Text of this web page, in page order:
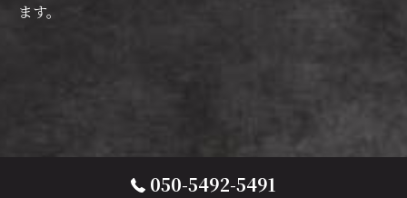
ます。
050-5492-5491